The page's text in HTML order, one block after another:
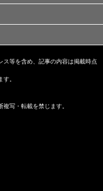
ス等を含め、記事の内容は掲載時点
。
写・転載を禁じます。